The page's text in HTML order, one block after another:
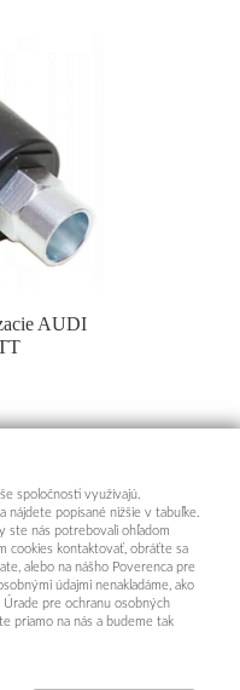
AUDI
12 ĎALŠIE
spoločnosti využívajú.
nájdete popísané nižšie v tabuľke.
ste nás potrebovali ohľadom
cookies kontaktovať, obráťte sa
alebo na nášho Poverenca pre
údajmi nenakladáme, ako
pre ochranu osobných
priamo na nás a budeme tak